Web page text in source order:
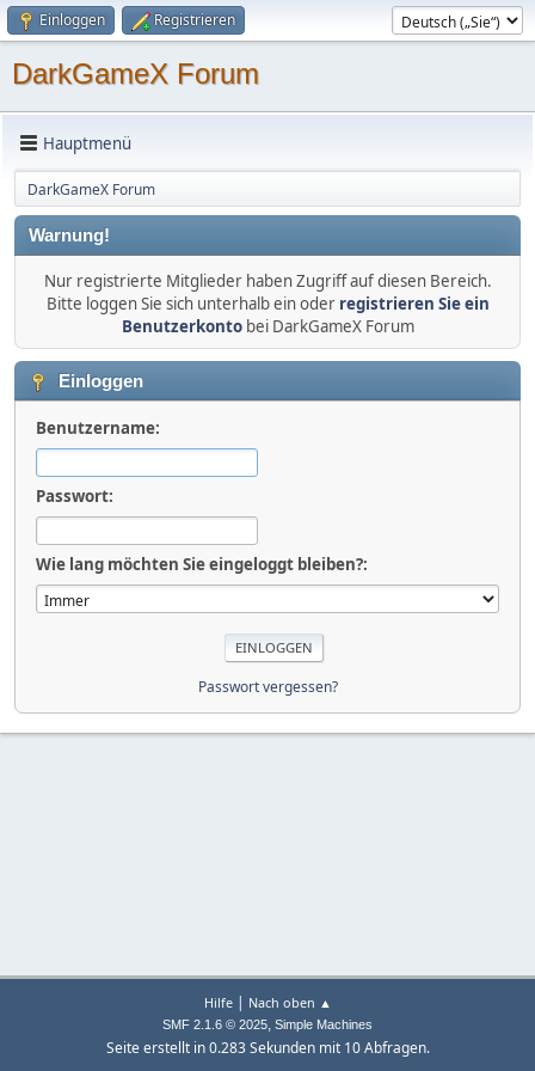
Einloggen Registrieren
DarkGameX Forum
Hauptmenü
DarkGameX Forum
Warnung!
Nur registrierte Mitglieder haben Zugriff auf diesen Bereich.
Bitte loggen Sie sich unterhalb ein oder registrieren Sie ein
Benutzerkontobei DarkGameX Forum
Einloggen
Benutzername:
Passwort:
Wie lang möchten Sie eingeloggt bleiben?:
Passwort vergessen?
Hilfe| Nach oben ▲
SMF 2.1.6 © 2025, Simple Machines
Seite erstellt in 0.283 Sekunden mit 10 Abfragen.